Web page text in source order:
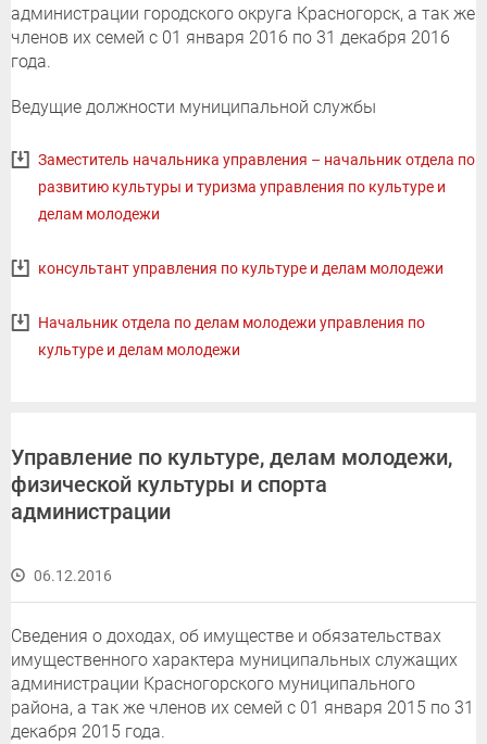
администрации городского округа Красногорск, а так же
членов их семей с 01 января 2016 по 31 декабря 2016
года.
Ведущие должности муниципальной службы
Заместитель начальника управления – начальник отдела по
развитию культуры и туризма управления по культуре и
делам молодежи
консультант управления по культуре и делам молодежи
Начальник отдела по делам молодежи управления по
культуре и делам молодежи
Управление по культуре, делам молодежи,
физической культуры и спорта
администрации
06.12.2016
Сведения о доходах, об имуществе и обязательствах
имущественного характера муниципальных служащих
администрации Красногорского муниципального
района, а так же членов их семей с 01 января 2015 по 31
декабря 2015 года.